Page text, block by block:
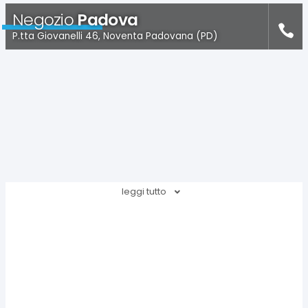
NegozioPadova
P.tta Giovanelli 46, Noventa Padovana (PD)
leggi tutto